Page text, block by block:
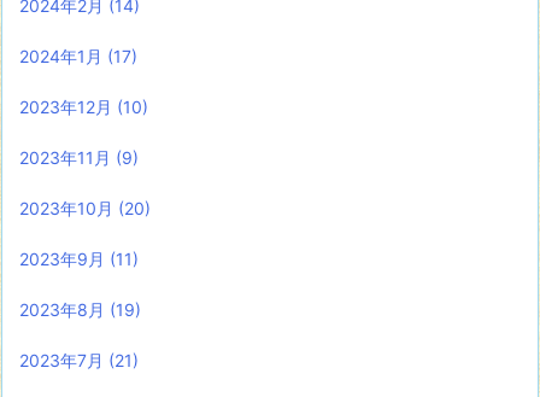
2024年2月 (14)
2024年1月 (17)
2023年12月 (10)
2023年11月 (9)
2023年10月 (20)
2023年9月 (11)
2023年8月 (19)
2023年7月 (21)